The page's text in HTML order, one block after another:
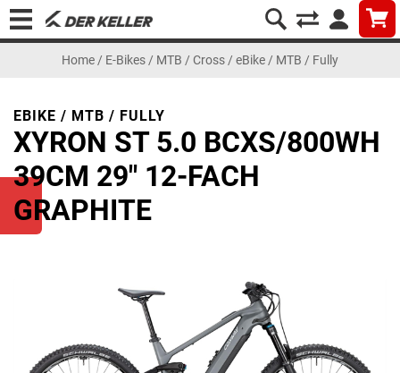
Home / E-Bikes / MTB / Cross / eBike / MTB / Fully
EBIKE / MTB / FULLY
XYRON ST 5.0 BCXS/800WH
39CM 29" 12-FACH
GRAPHITE